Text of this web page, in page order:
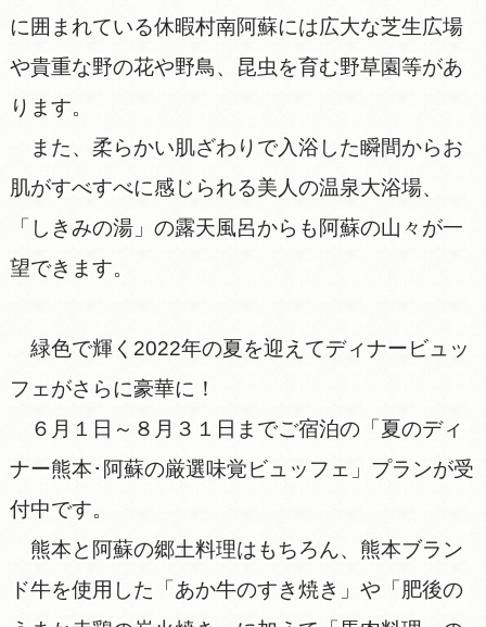
に囲まれている休暇村南阿蘇には広大な芝生広場
や貴重な野の花や野鳥、昆虫を育む野草園等があ
ります。
また、柔らかい肌ざわりで入浴した瞬間からお
肌がすべすべに感じられる美人の温泉大浴場、
「しきみの湯」の露天風呂からも阿蘇の山々が一
望できます。
緑色で輝く2022年の夏を迎えてディナービュッ
フェがさらに豪華に！
６月１日～８月３１日までご宿泊の「夏のディ
ナー熊本･阿蘇の厳選味覚ビュッフェ」プランが受
付中です。
熊本と阿蘇の郷土料理はもちろん、熊本ブラン
ド牛を使用した「あか牛のすき焼き」や「肥後の